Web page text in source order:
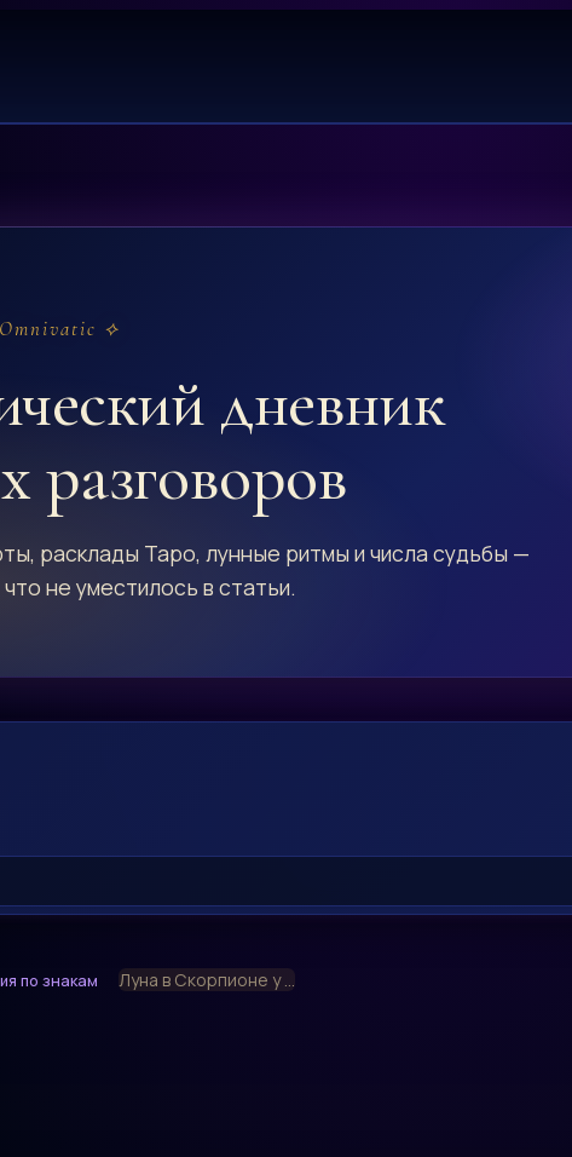
⟡
дневник
разговоров
расклады Таро, лунные ритмы и числа судьбы —
не уместилось в статьи.
по знакам Луна в Скорпионе у ...